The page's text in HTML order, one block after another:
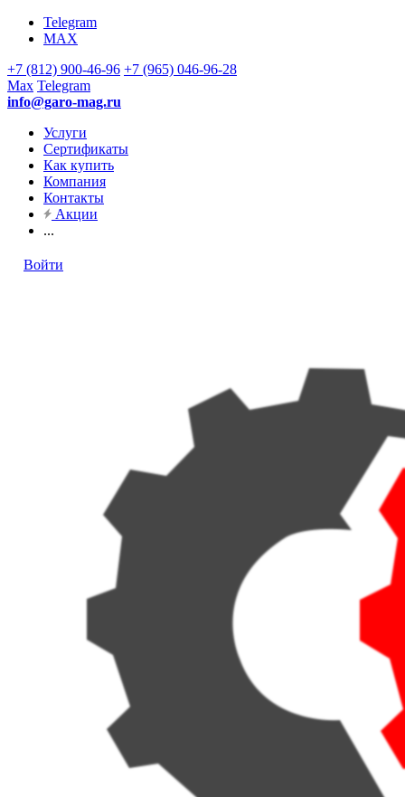
Telegram
MAX
+7 (812) 900-46-96 +7 (965) 046-96-28
Max Telegram
info@garo-mag.ru
Услуги
Сертификаты
Как купить
Компания
Контакты
Акции
...
Войти